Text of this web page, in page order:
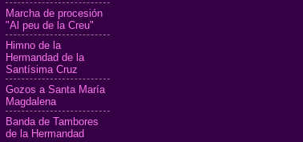
Marcha de procesión
"Al peu de la Creu"
Himno de la
Hermandad de la
Santísima Cruz
Gozos a Santa María
Magdalena
Banda de Tambores
de la Hermandad